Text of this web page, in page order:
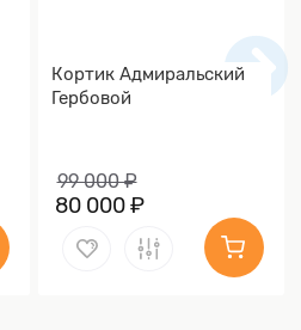
Кортик Адмиральский
Гербовой
99 000 ₽
80 000 ₽